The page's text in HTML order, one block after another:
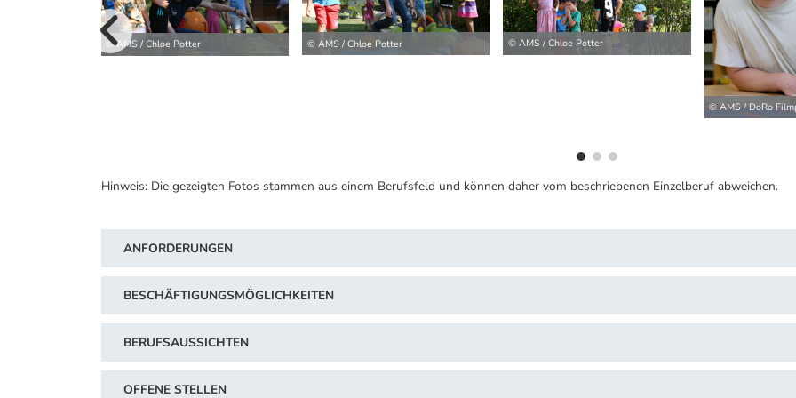
© AMS / Chloe Potter © AMS / Chloe Potter © AMS / Chloe Potter
© AMS / DoRo
vorherige Bilder
Hinweis: Die gezeigten Fotos stammen aus einem Berufsfeld und können daher vom beschriebenen Einzelberuf abweichen.
ANFORDERUNGEN
BESCHÄFTIGUNGSMÖGLICHKEITEN
BERUFSAUSSICHTEN
OFFENE STELLEN